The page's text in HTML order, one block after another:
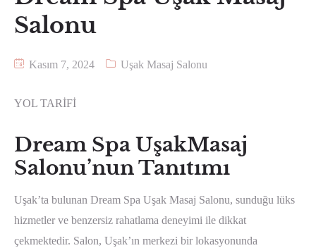
Salonu
Kasım 7, 2024 Uşak Masaj Salonu
YOL TARİFİ
Dream Spa UşakMasaj
Salonu’nun Tanıtımı
Uşak’ta bulunan Dream Spa Uşak Masaj Salonu, sunduğu lüks
hizmetler ve benzersiz rahatlama deneyimi ile dikkat
çekmektedir. Salon, Uşak’ın merkezi bir lokasyonunda